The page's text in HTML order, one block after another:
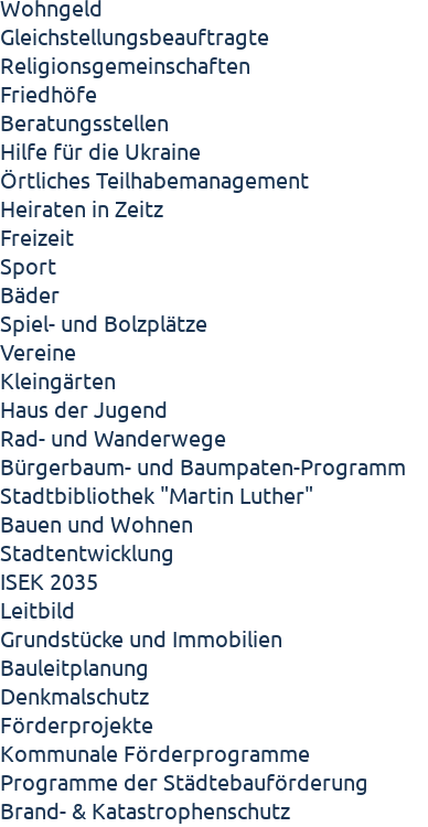
Wohngeld
Gleichstellungsbeauftragte
Religionsgemeinschaften
Friedhöfe
Beratungsstellen
Hilfe für die Ukraine
Örtliches Teilhabemanagement
Heiraten in Zeitz
Freizeit
Sport
Bäder
Spiel- und Bolzplätze
Vereine
Kleingärten
Haus der Jugend
Rad- und Wanderwege
Bürgerbaum- und Baumpaten-Programm
Stadtbibliothek "Martin Luther"
Bauen und Wohnen
Stadtentwicklung
ISEK 2035
Leitbild
Grundstücke und Immobilien
Bauleitplanung
Denkmalschutz
Förderprojekte
Kommunale Förderprogramme
Programme der Städtebauförderung
Brand- & Katastrophenschutz